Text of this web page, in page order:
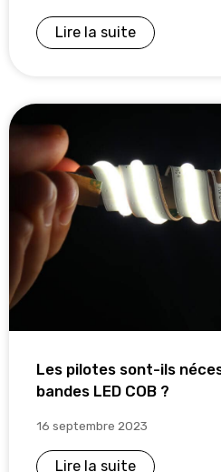
Lire la suite
Les pilotes sont-ils
bandes LED COB ?
16 septembre 2023
Lire la suite